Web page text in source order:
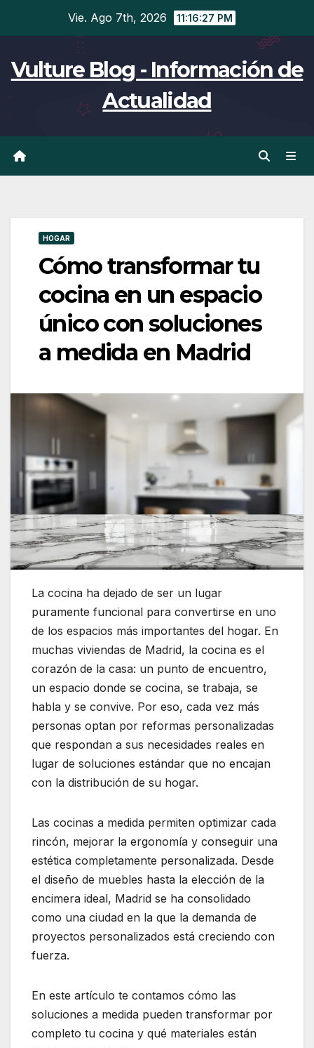
Vie. Ago 7th, 2026 11:16:28 PM
Vulture Blog - Información de
Actualidad
HOGAR
Cómo transformar tu
cocina en un espacio
único con soluciones
a medida en Madrid
La cocina ha dejado de ser un lugar
puramente funcional para convertirse en uno
de los espacios más importantes del hogar. En
muchas viviendas de Madrid, la cocina es el
corazón de la casa: un punto de encuentro,
un espacio donde se cocina, se trabaja, se
habla y se convive. Por eso, cada vez más
personas optan por reformas personalizadas
que respondan a sus necesidades reales en
lugar de soluciones estándar que no encajan
con la distribución de su hogar.
Las cocinas a medida permiten optimizar cada
rincón, mejorar la ergonomía y conseguir una
estética completamente personalizada. Desde
el diseño de muebles hasta la elección de la
encimera ideal, Madrid se ha consolidado
como una ciudad en la que la demanda de
proyectos personalizados está creciendo con
fuerza.
En este artículo te contamos cómo las
soluciones a medida pueden transformar por
completo tu cocina y qué materiales están